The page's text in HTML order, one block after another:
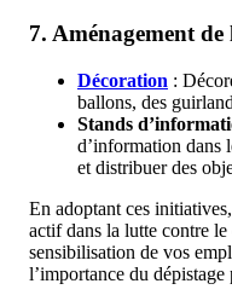
7. Aménagement de
Décoration :
ballons, des
Stands
d’information dans
et distribuer des
En adoptant ces
actif dans la lutte contre
sensibilisation de vos
l’importance du dépistage